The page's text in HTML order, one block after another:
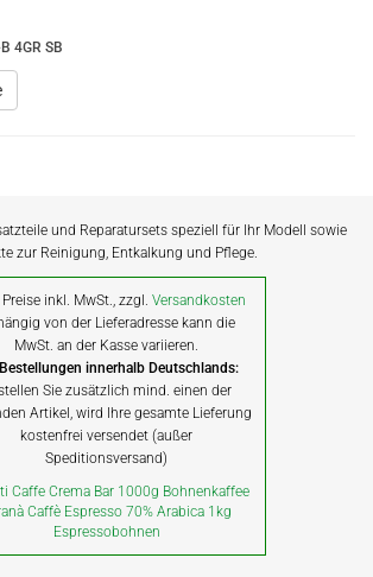
4GR SB
und Reparatursets speziell für Ihr Modell sowie
zur Reinigung, Entkalkung und Pflege.
inkl. MwSt., zzgl.Versandkosten
von der Lieferadresse kann die
MwSt. an der Kasse variieren.
innerhalb Deutschlands:
Sie zusätzlich mind. einen der
Artikel, wird Ihre gesamte Lieferung
kostenfrei versendet (außer
Speditionsversand)
Caffe Crema Bar 1000g Bohnenkaffee
Caffè Espresso 70% Arabica 1kg
Espressobohnen